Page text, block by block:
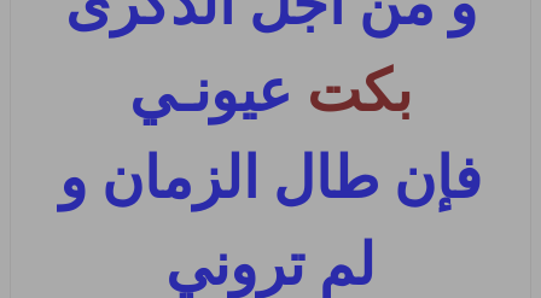
بكت عيونـي
فإن طال الزمان و
لم تروني